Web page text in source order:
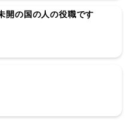
の国の人の役職です